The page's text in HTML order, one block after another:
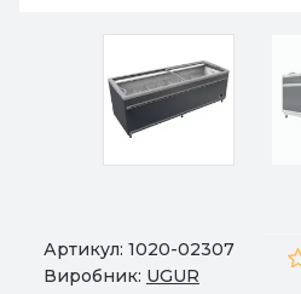
Артикул: 1020-02307
Виробник: UGUR